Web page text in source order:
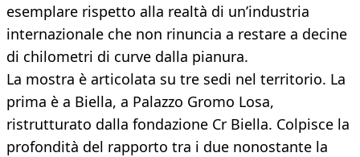
esemplare rispetto alla realtà di un’industria
internazionale che non rinuncia a restare a decine
di chilometri di curve dalla pianura.
La mostra è articolata su tre sedi nel territorio. La
prima è a Biella, a Palazzo Gromo Losa,
ristrutturato dalla fondazione Cr Biella. Colpisce la
profondità del rapporto tra i due nonostante la